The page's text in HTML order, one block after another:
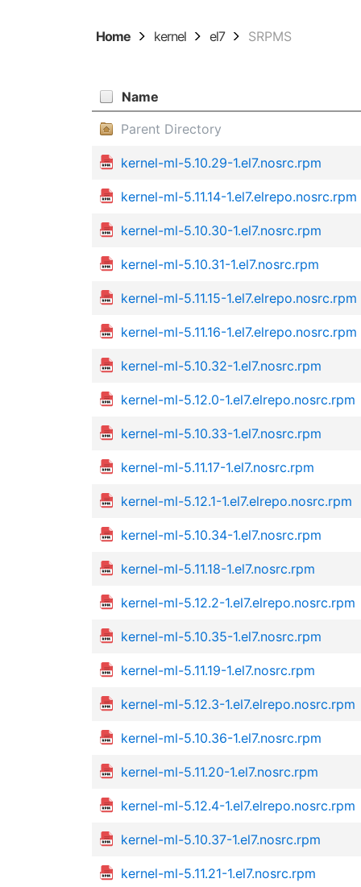
Home kernel el7 SRPMS
Name
Parent Directory
kernel-ml-5.10.29-1.el7.nosrc.rpm
kernel-ml-5.11.14-1.el7.elrepo.nosrc.rpm
kernel-ml-5.10.30-1.el7.nosrc.rpm
kernel-ml-5.10.31-1.el7.nosrc.rpm
kernel-ml-5.11.15-1.el7.elrepo.nosrc.rpm
kernel-ml-5.11.16-1.el7.elrepo.nosrc.rpm
kernel-ml-5.10.32-1.el7.nosrc.rpm
kernel-ml-5.12.0-1.el7.elrepo.nosrc.rpm
kernel-ml-5.10.33-1.el7.nosrc.rpm
kernel-ml-5.11.17-1.el7.nosrc.rpm
kernel-ml-5.12.1-1.el7.elrepo.nosrc.rpm
kernel-ml-5.10.34-1.el7.nosrc.rpm
kernel-ml-5.11.18-1.el7.nosrc.rpm
kernel-ml-5.12.2-1.el7.elrepo.nosrc.rpm
kernel-ml-5.10.35-1.el7.nosrc.rpm
kernel-ml-5.11.19-1.el7.nosrc.rpm
kernel-ml-5.12.3-1.el7.elrepo.nosrc.rpm
kernel-ml-5.10.36-1.el7.nosrc.rpm
kernel-ml-5.11.20-1.el7.nosrc.rpm
kernel-ml-5.12.4-1.el7.elrepo.nosrc.rpm
kernel-ml-5.10.37-1.el7.nosrc.rpm
kernel-ml-5.11.21-1.el7.nosrc.rpm